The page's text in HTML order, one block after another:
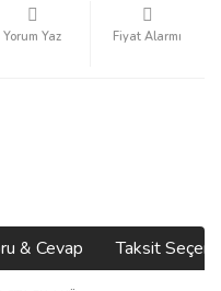
Yorum Yaz Fiyat Alarmı
& Cevap Taksit